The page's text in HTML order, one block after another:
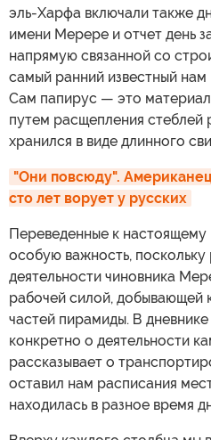
эль-Харфа включали также
имени Мерере и отчет день
напрямую связанной со
самый ранний известный
Сам папирус — это
путем расщепления стеблей
хранился в виде длинного
"Они повсюду".
сто лет ворует у русских
Переведенные к
особую важность,
деятельности чиновника
рабочей силой, добывающей
частей пирамиды. В
конкретно о деятельности
рассказывает о
оставил нам расписания
находилась в разное время